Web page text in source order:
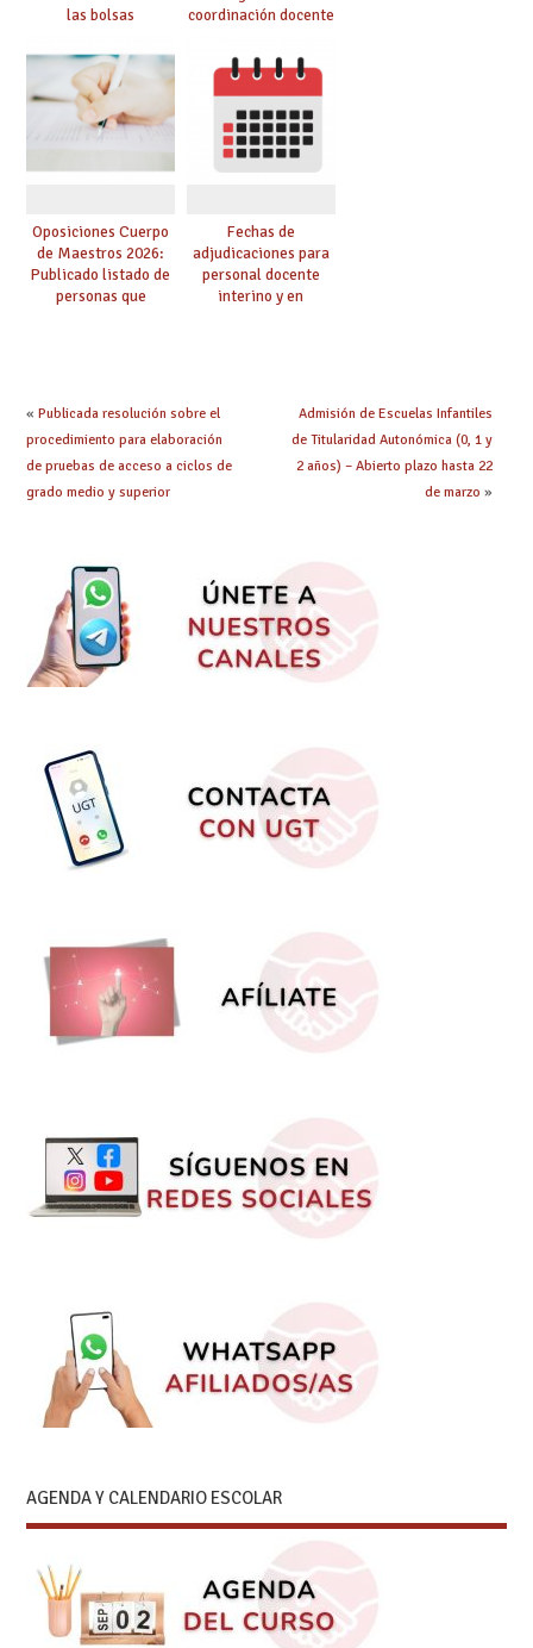
las bolsas
Cuerpo de Maestros
de especialidades
convocadas a
oposición
coordinación docente
de manera
telemática, sin exigir
presencialidad en el
centro
Oposiciones Cuerpo
de Maestros 2026:
Publicado listado de
personas que
Fechas de
adjudicaciones para
personal docente
interino y en
« Publicada resolución sobre el
procedimiento para elaboración
de pruebas de acceso a ciclos de
grado medio y superior
Admisión de Escuelas Infantiles
de Titularidad Autonómica (0, 1 y
2 años) – Abierto plazo hasta 22
de marzo »
AGENDA Y CALENDARIO ESCOLAR